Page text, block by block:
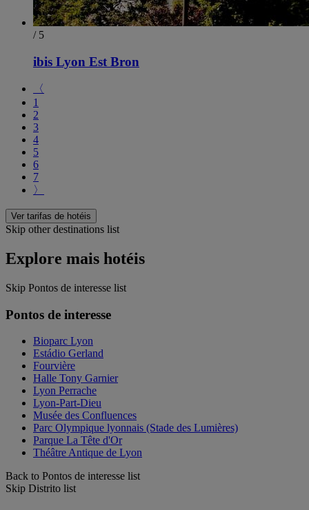
/ 5
ibis Lyon Est Bron
〈
1
2
3
4
5
6
7
〉
Ver tarifas de hotéis
Skip other destinations list
Explore mais hotéis
Skip Pontos de interesse list
Pontos de interesse
Bioparc Lyon
Estádio Gerland
Fourvière
Halle Tony Garnier
Lyon Perrache
Lyon-Part-Dieu
Musée des Confluences
Parc Olympique lyonnais (Stade des Lumières)
Parque La Tête d'Or
Théâtre Antique de Lyon
Back to Pontos de interesse list
Skip Distrito list